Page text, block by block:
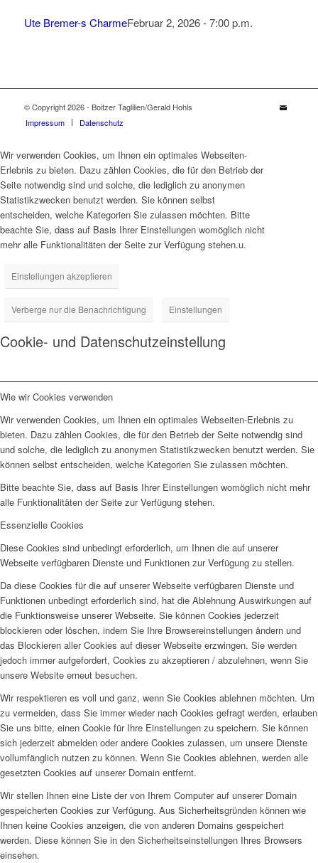
Ute Bremer-s CharmeFebruar 2, 2026 - 7:00 p.m.
© Copyright 2026 - Boitzer Taglilien/Gerald Hohls
Impressum
Datenschutz
Wir verwenden Cookies, um Ihnen ein optimales Webseiten-
Erlebnis zu bieten. Dazu zählen Cookies, die für den Betrieb der
Seite notwendig sind und solche, die lediglich zu anonymen
Statistikzwecken benutzt werden. Sie können selbst
entscheiden, welche Kategorien Sie zulassen möchten. Bitte
beachte Sie, dass auf Basis Ihrer Einstellungen womöglich nicht
mehr alle Funktionalitäten der Seite zur Verfügung stehen.u.
Einstellungen akzeptieren
Verberge nur die Benachrichtigung Einstellungen
Cookie- und Datenschutzeinstellung
Wie wir Cookies verwenden
Wir verwenden Cookies, um Ihnen ein optimales Webseiten-Erlebnis zu
bieten. Dazu zählen Cookies, die für den Betrieb der Seite notwendig sind
und solche, die lediglich zu anonymen Statistikzwecken benutzt werden. Sie
können selbst entscheiden, welche Kategorien Sie zulassen möchten.
Bitte beachte Sie, dass auf Basis Ihrer Einstellungen womöglich nicht mehr
alle Funktionalitäten der Seite zur Verfügung stehen.
Essenzielle Cookies
Diese Cookies sind unbedingt erforderlich, um Ihnen die auf unserer
Webseite verfügbaren Dienste und Funktionen zur Verfügung zu stellen.
Da diese Cookies für die auf unserer Webseite verfügbaren Dienste und
Funktionen unbedingt erforderlich sind, hat die Ablehnung Auswirkungen auf
die Funktionsweise unserer Webseite. Sie können Cookies jederzeit
blockieren oder löschen, indem Sie Ihre Browsereinstellungen ändern und
das Blockieren aller Cookies auf dieser Webseite erzwingen. Sie werden
jedoch immer aufgefordert, Cookies zu akzeptieren / abzulehnen, wenn Sie
unsere Website erneut besuchen.
Wir respektieren es voll und ganz, wenn Sie Cookies ablehnen möchten. Um
zu vermeiden, dass Sie immer wieder nach Cookies gefragt werden, erlauben
Sie uns bitte, einen Cookie für Ihre Einstellungen zu speichern. Sie können
sich jederzeit abmelden oder andere Cookies zulassen, um unsere Dienste
vollumfänglich nutzen zu können. Wenn Sie Cookies ablehnen, werden alle
gesetzten Cookies auf unserer Domain entfernt.
Wir stellen Ihnen eine Liste der von Ihrem Computer auf unserer Domain
gespeicherten Cookies zur Verfügung. Aus Sicherheitsgründen können wie
Ihnen keine Cookies anzeigen, die von anderen Domains gespeichert
werden. Diese können Sie in den Sicherheitseinstellungen Ihres Browsers
einsehen.